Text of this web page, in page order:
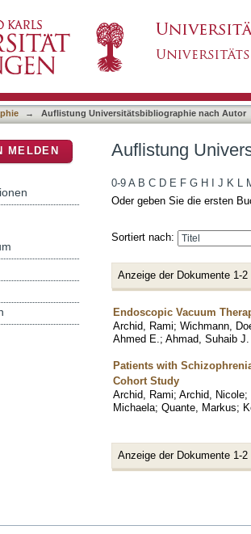
→ Auflistung Universitätsbibliographie nach Autor
Auflistung
0-9 A B C D E F G H J K L
Oder geben Sie die ersten
Sortiert nach:
Anzeige der Dokumente 1-2
Endoscopic Vacuum
Archid, Rami; Wichmann,
Ahmed E. ; Ahmad, Suhaib
Patients with
Cohort Study
Archid, Rami; Archid, Nicole;
Michaela; Quante, Markus;
Anzeige der Dokumente 1-2
MELDEN